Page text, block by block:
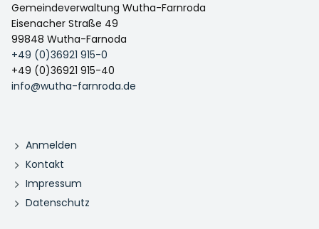
Gemeindeverwaltung Wutha-Farnroda
Eisenacher Straße 49
99848 Wutha-Farnoda
+49 (0)36921 915-0
+49 (0)36921 915-40
info@wutha-farnroda.de
Anmelden
Kontakt
Impressum
Datenschutz